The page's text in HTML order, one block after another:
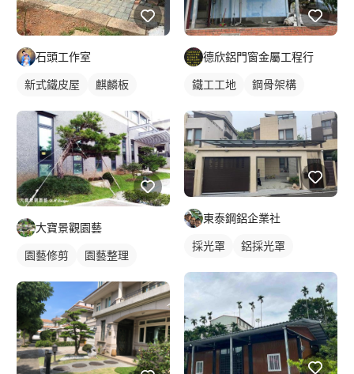
石頭工作室
新式鐵皮屋 麒麟板
大寶景觀園藝
園藝修剪 園藝整理
德欣鋁門窗金屬工程行
鐵工工地 鋼骨架構
東泰鋼鋁企業社
採光罩 鋁採光罩